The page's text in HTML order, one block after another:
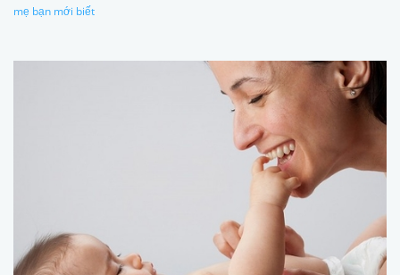
mẹ bạn mới biết